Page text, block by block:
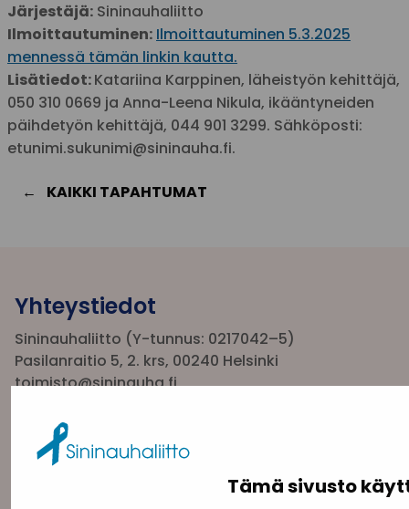
Tämä sivusto
Järjestäjä: Sininauhaliitto
Ilmoittautuminen: Ilmoittautuminen 5.3.2025
mennessä tämän linkin kautta.
Lisätiedot:Katariina Karppinen, läheistyön kehittäjä,
050 310 0669 ja Anna-Leena Nikula, ikääntyneiden
päihdetyön kehittäjä, 044 901 3299. Sähköposti:
etunimi.sukunimi@sininauha.fi.
KAIKKI TAPAHTUMAT
Yhteystiedot
Sininauhaliitto (Y-tunnus: 0217042–5)
Pasilanraitio 5, 2. krs, 00240 Helsinki
toimisto@sininauha.fi